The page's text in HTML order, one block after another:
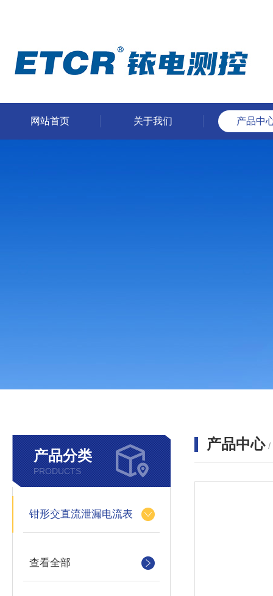
网站首页 关于我们 产品中
产品分类
PRODUCTS
钳形交直流泄漏电流表
查看全部
产品中心 /